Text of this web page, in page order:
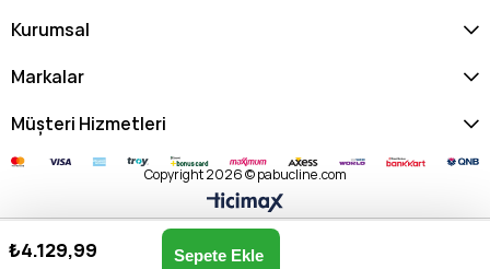
Kurumsal
Markalar
Müşteri Hizmetleri
Copyright 2026 © pabucline.com
U.s. Polo Assn. Kadın Omuz & Kol Çantası US25140-BEYAZ
₺4.129,99
Anasayfa Favorilerim